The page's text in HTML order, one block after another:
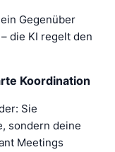
Gegenüber
die KI regelt den
Koordination
Sie
sondern deine
Meetings